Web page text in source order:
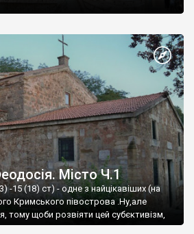
Місто Ч.1
-15 (18) ст) - одне з найцікавіших (на
Кримського півострова .Ну,але
тому щоби розвіяти цей субєктивізм,